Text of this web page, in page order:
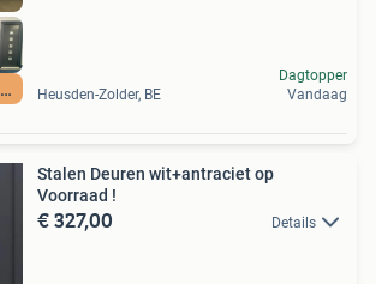
BELLEN +3211260780 Heusden-Zolder, BE
Dagtopper
Vandaag
Stalen Deuren wit+antraciet op
Voorraad !
€ 327,00 Details